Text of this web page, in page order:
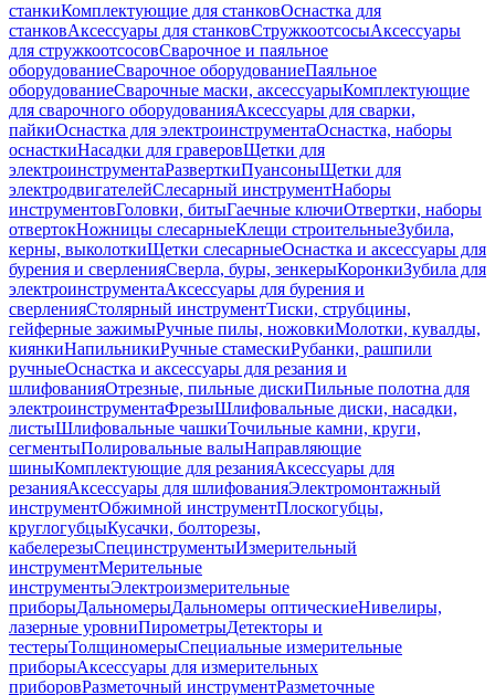
станкиКомплектующие для станковОснастка для
станковАксессуары для станковСтружкоотсосыАксессуары
для стружкоотсосовСварочное и паяльное
оборудованиеСварочное оборудованиеПаяльное
оборудованиеСварочные маски, аксессуарыКомплектующие
для сварочного оборудованияАксессуары для сварки,
пайкиОснастка для электроинструментаОснастка, наборы
оснасткиНасадки для граверовЩетки для
электроинструментаРазверткиПуансоныЩетки для
электродвигателейСлесарный инструментНаборы
инструментовГоловки, битыГаечные ключиОтвертки, наборы
отвертокНожницы слесарныеКлещи строительныеЗубила,
керны, выколоткиЩетки слесарныеОснастка и аксессуары для
бурения и сверленияСверла, буры, зенкерыКоронкиЗубила для
электроинструментаАксессуары для бурения и
сверленияСтолярный инструментТиски, струбцины,
гейферные зажимыРучные пилы, ножовкиМолотки, кувалды,
киянкиНапильникиРучные стамескиРубанки, рашпили
ручныеОснастка и аксессуары для резания и
шлифованияОтрезные, пильные дискиПильные полотна для
электроинструментаФрезыШлифовальные диски, насадки,
листыШлифовальные чашкиТочильные камни, круги,
сегментыПолировальные валыНаправляющие
шиныКомплектующие для резанияАксессуары для
резанияАксессуары для шлифованияЭлектромонтажный
инструментОбжимной инструментПлоскогубцы,
круглогубцыКусачки, болторезы,
кабелерезыСпецинструментыИзмерительный
инструментМерительные
инструментыЭлектроизмерительные
приборыДальномерыДальномеры оптическиеНивелиры,
лазерные уровниПирометрыДетекторы и
тестерыТолщиномерыСпециальные измерительные
приборыАксессуары для измерительных
приборовРазметочный инструментРазметочные